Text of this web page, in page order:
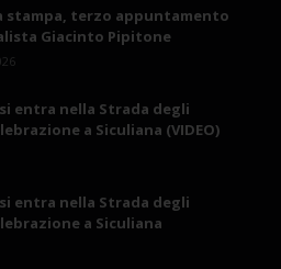
stampa, terzo appuntamento
Giacinto Pipitone
entra nella Strada degli
a Siculiana (VIDEO)
entra nella Strada degli
a Siculiana